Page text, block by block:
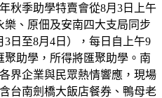
秋季助學特賣會從8月3日上午
、原佃及安南四大支局同步
日至8月4日），每日自上午9
助學，所得將匯聚助學。南
界企業與民眾熱情響應，現場
台南劍橋大飯店餐券、鴨母老